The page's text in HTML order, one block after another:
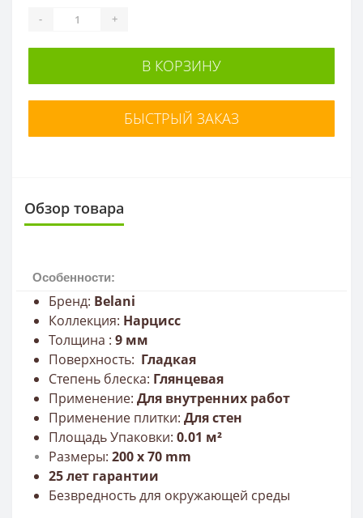
- +
В КОРЗИНУ
БЫСТРЫЙ ЗАКАЗ
Обзор товара
Особенности:
Бренд: Belani
Коллекция: Нарцисс
Толщина : 9 мм
Поверхность: Гладкая
Степень блеска: Глянцевая
Применение: Для внутренних работ
Применение плитки: Для стен
Площадь Упаковки: 0.01 м²
Размеры: 200х 70 mm
25 лет гарантии
Безвредность для окружающей среды